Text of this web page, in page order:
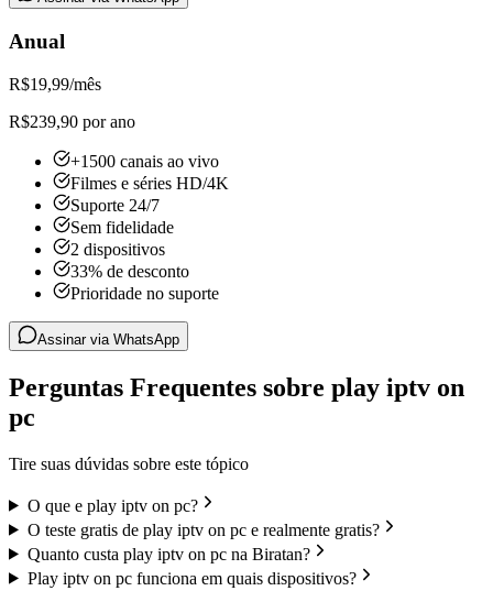
Anual
R$19,99/mês
R$239,90 por ano
+1500 canais ao vivo
Filmes e séries HD/4K
Suporte 24/7
Sem fidelidade
2 dispositivos
33% de desconto
Prioridade no suporte
Assinar via WhatsApp
Perguntas Frequentes sobre play iptv on
pc
Tire suas dúvidas sobre este tópico
O que e play iptv on pc?
O teste gratis de play iptv on pc e realmente gratis?
Quanto custa play iptv on pc na Biratan?
Play iptv on pc funciona em quais dispositivos?